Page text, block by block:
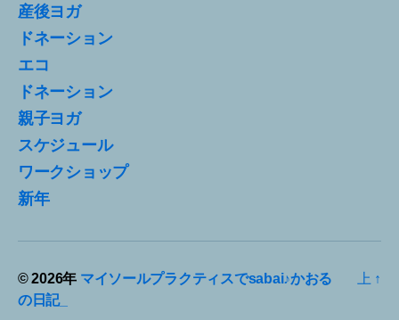
産後ヨガ
ドネーション
エコ
ドネーション
親子ヨガ
スケジュール
ワークショップ
新年
© 2026年 マイソールプラクティスでsabai♪かおる
の日記_
上 ↑